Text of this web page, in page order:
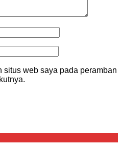
situs web saya pada peramban